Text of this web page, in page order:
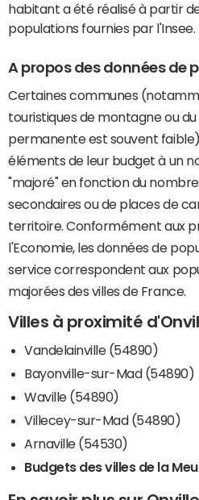
habitant a été réalisé à partir
populations fournies par l'Insee.
A propos des données de
Certaines communes
touristiques de montagne ou
permanente est souvent
éléments de leur budget à un
"majoré" en fonction du
secondaires ou de places de
territoire. Conformément aux
l'Economie, les données de
service correspondent aux
majorées des villes de France.
Villes à proximité
Vandelainville (54890)
Bayonville-sur-Mad (54890)
Waville (54890)
Villecey-sur-Mad (54890)
Arnaville (54530)
Budgets des villes de la